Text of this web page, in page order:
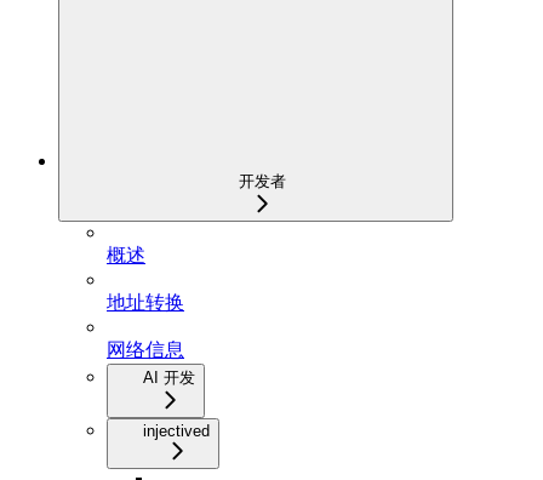
开发者
概述
地址转换
网络信息
AI 开发
injectived